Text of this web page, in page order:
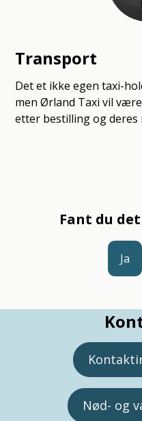
Transport
Det et ikke egen taxi-
men Ørland Taxi vil
etter bestilling og deres
Fant du
Ja
Nød- og